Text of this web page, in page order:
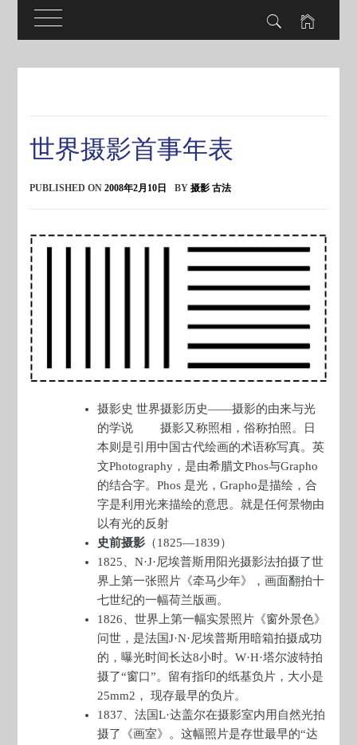
世界摄影首事年表
PUBLISHED ON2008年2月10日 BY摄影 古法
摄影史 世界摄影历史——摄影的由来与光
的学说 摄影又称照相，俗称拍照。日
本则是引用中国古代绘画的术语称写真。英
文Photography，是由希腊文Phos与Grapho
的结合字。Phos 是光，Grapho是描绘，合
字是利用光来描绘的意思。就是任何景物由
以有光的反射
史前摄影 （1825—1839）
1825、N·J·尼埃普斯用阳光摄影法拍摄了世
界上第一张照片《牵马少年》，画面翻拍十
七世纪的一幅荷兰版画。
1826、世界上第一幅实景照片《窗外景色》
问世，是法国J·N·尼埃普斯用暗箱拍摄成功
的，曝光时间长达8小时。W·H·塔尔波特拍
摄了“窗口”。留有指印的纸基负片，大小是
25mm2， 现存最早的负片。
1837、法国L·达盖尔在摄影室内用自然光拍
摄了《画室》。这幅照片是存世最早的“达